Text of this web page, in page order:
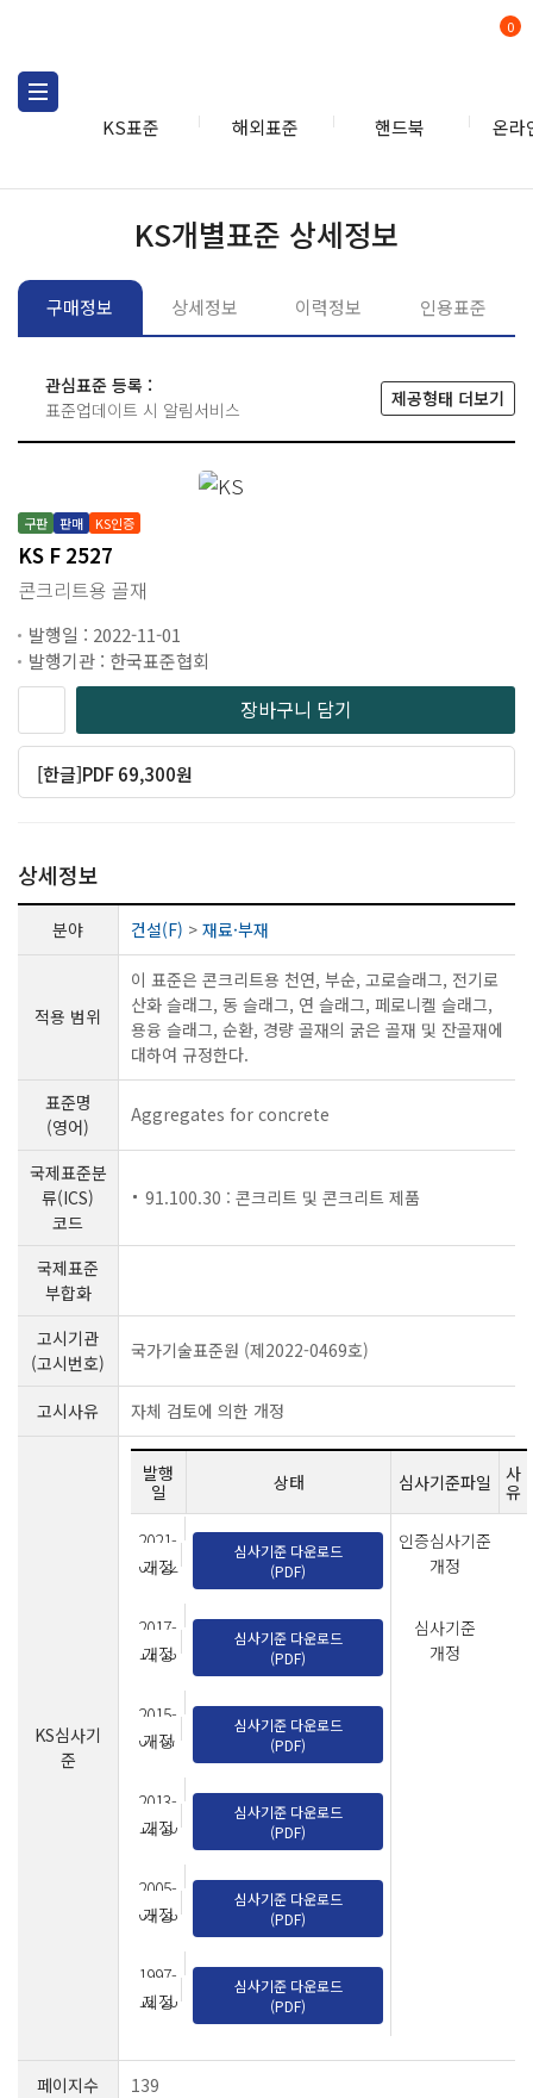
KS표준 해외표준 핸드북 온라
0
KS개별표준 상세정보
구매정보 상세정보 이력정보 인용표준
관심표준 등록 :
표준업데이트 시 알림서비스
제공형태 더보기
구판 판매 KS인증
KS F 2527
콘크리트용 골재
발행일 : 2022-11-01
발행기관 : 한국표준협회
장바구니 담기
[한글]PDF 69,300원
상세정보
분야 건설(F) > 재료·부재
적용 범위
이 표준은 콘크리트용 천연, 부순, 고로슬래그, 전기로
산화 슬래그, 동 슬래그, 연 슬래그, 페로니켈 슬래그,
용융 슬래그, 순환, 경량 골재의 굵은 골재 및 잔골재에
대하여 규정한다.
표준명
(영어)
Aggregates for concrete
국제표준분
류(ICS)
코드
91.100.30 : 콘크리트 및 콘크리트 제품
국제표준
부합화
고시기관
(고시번호)
국가기술표준원 (제2022-0469호)
고시사유 자체 검토에 의한 개정
KS심사기
준
발행
일
상태 심사기준파일
사
유
2021-
03-22
개정
심사기준 다운로드
(PDF)
인증심사기준
개정
2017-
11-13
개정
심사기준 다운로드
(PDF)
심사기준
개정
2015-
07-07
개정
심사기준 다운로드
(PDF)
2013-
12-10
개정
심사기준 다운로드
(PDF)
2005-
09-28
개정
심사기준 다운로드
(PDF)
1997-
12-26
제정
심사기준 다운로드
(PDF)
페이지수 139